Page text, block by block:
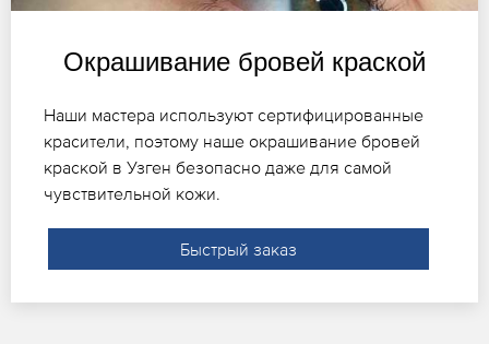
Окрашивание бровей краской
Наши мастера используют сертифицированные
красители, поэтому наше окрашивание бровей
краской в Узген безопасно даже для самой
чувствительной кожи.
Быстрый заказ